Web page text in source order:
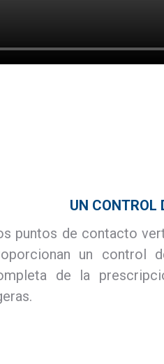
UN CONTROL
puntos de contacto
un control
de la